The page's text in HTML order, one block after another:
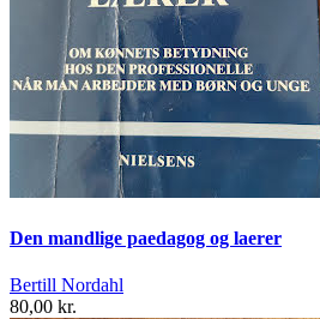
Den mandlige paedagog og laerer
Bertill Nordahl
80,00 kr.